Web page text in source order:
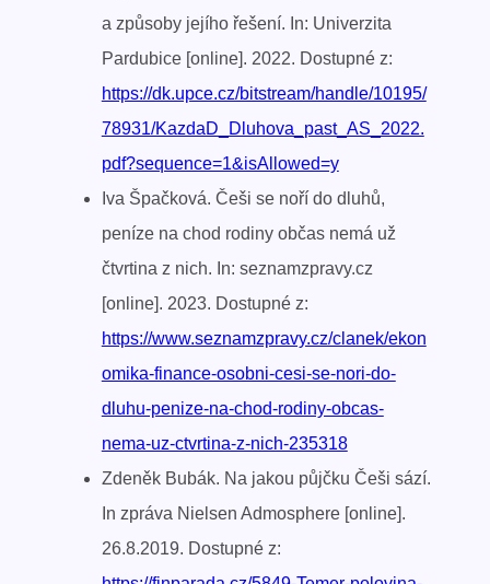
a způsoby jejího řešení. In: Univerzita
Pardubice [online]. 2022. Dostupné z:
https://dk.upce.cz/bitstream/handle/10195/
78931/KazdaD_Dluhova_past_AS_2022.
pdf?sequence=1&isAllowed=y
Iva Špačková. Češi se noří do dluhů,
peníze na chod rodiny občas nemá už
čtvrtina z nich. In: seznamzpravy.cz
[online]. 2023. Dostupné z:
https://www.seznamzpravy.cz/clanek/ekon
omika-finance-osobni-cesi-se-nori-do-
dluhu-penize-na-chod-rodiny-obcas-
nema-uz-ctvrtina-z-nich-235318
Zdeněk Bubák. Na jakou půjčku Češi sází.
In zpráva Nielsen Admosphere [online].
26.8.2019. Dostupné z: